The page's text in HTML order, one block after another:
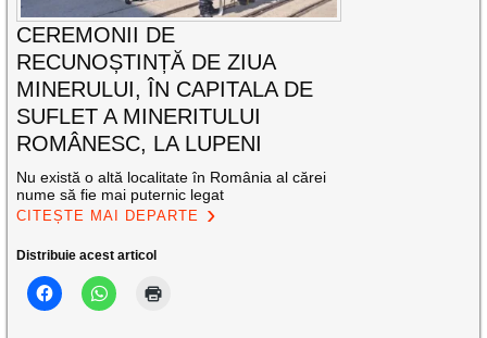
CEREMONII DE
RECUNOȘTINȚĂ DE ZIUA
MINERULUI, ÎN CAPITALA DE
SUFLET A MINERITULUI
ROMÂNESC, LA LUPENI
Nu există o altă localitate în România al cărei
nume să fie mai puternic legat
CITEȘTE MAI DEPARTE
Distribuie acest articol